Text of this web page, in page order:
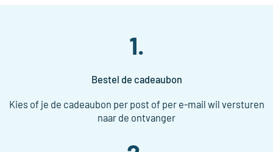
1.
Bestel de cadeaubon
Kies of je de cadeaubon per post of per e-mail wil versturen
naar de ontvanger